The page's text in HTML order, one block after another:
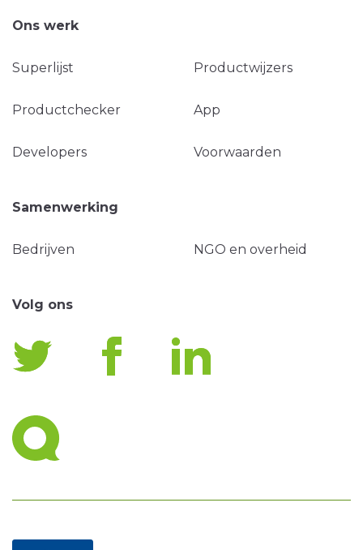
Ons werk
Superlijst Productwijzers
Productchecker App
Developers Voorwaarden
Samenwerking
Bedrijven NGO en overheid
Volg ons